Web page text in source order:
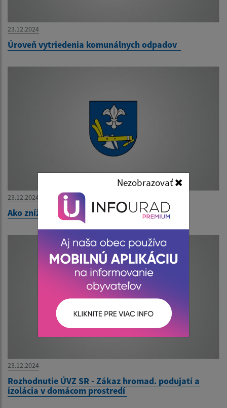
Nezobrazovať
23.12.2024
Úroveň vytriedenia komunálnych odpadov
23.12.2024
Ako znížiť riziko infekcie koronavírusom?
23.12.2024
Rozhodnutie ÚVZ SR - Zákaz hromad. podujatí a
izolácia v domácom prostredí